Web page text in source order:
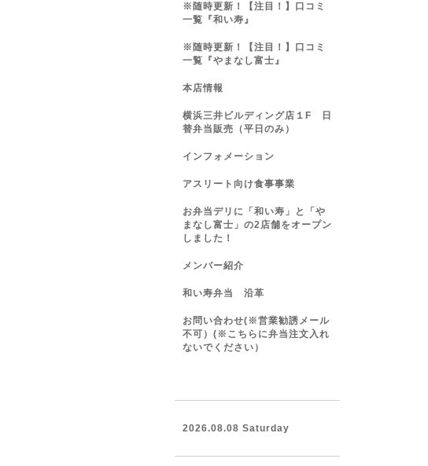
※随時更新！【注目！】口コミ
一覧『和い寿』
※随時更新！【注目！】口コミ
一覧『やまなし富士』
本店情報
横浜三井ビルディング店１F 日
替弁当販売（平日のみ）
インフォメーション
アスリート向け食事事業
お弁当デリに「和い寿」と「や
まなし富士」の2店舗をオープン
しました！
メンバー紹介
和い寿弁当 沿革
お問い合わせ(※営業勧誘メール
不可）(※こちらに弁当注文入れ
ないでください）
2026.08.08 Saturday